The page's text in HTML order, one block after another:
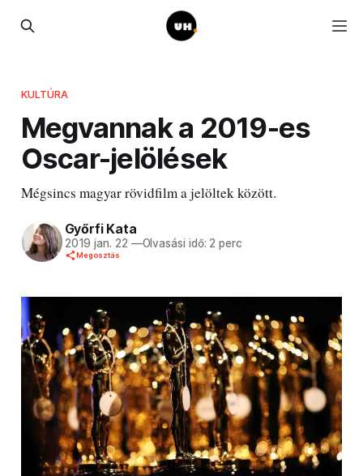
KULTÚRA
Megvannak a 2019-es
Oscar-jelölések
Mégsincs magyar rövidfilm a jelöltek között.
Győrfi Kata
2019 jan. 22 —Olvasási idő: 2 perc
Megosztás